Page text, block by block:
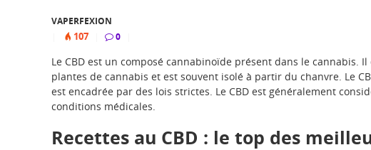
VAPERFEXION
107 0
Le CBD est un composé cannabinoïde présent dans le cannabis.
plantes de cannabis et est souvent isolé à partir du chanvre. Le
est encadrée par des lois strictes. Le CBD est généralement
conditions médicales.
Recettes au CBD : le top des